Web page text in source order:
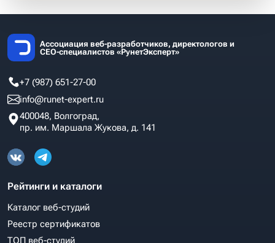
Ассоциация веб-разработчиков, директологов и
СЕО-специалистов «РунетЭксперт»
+7 (987) 651-27-00
info@runet-expert.ru
400048, Волгоград,
пр. им. Маршала Жукова, д. 141
Рейтинги и каталоги
Каталог веб-студий
Реестр сертификатов
ТОП веб-студий